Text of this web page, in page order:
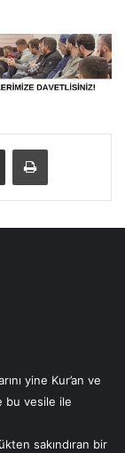
yine Kur’an ve
bu vesile ile
sakındıran bir